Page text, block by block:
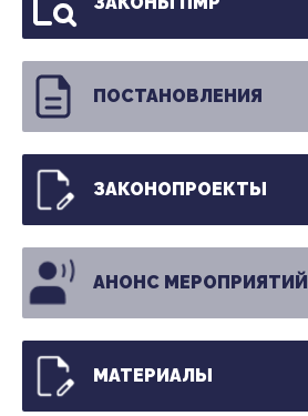
ПОСТАНОВЛЕНИЯ
ЗАКОНОПРОЕКТЫ
АНОНС МЕРОПРИЯТИЙ
МАТЕРИАЛЫ